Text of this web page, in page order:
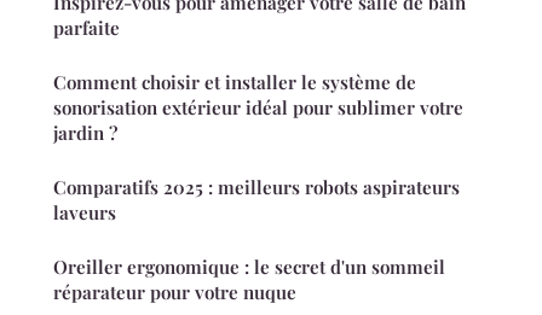
parfaite
Comment choisir et installer le système de
sonorisation extérieur idéal pour sublimer votre
jardin ?
Comparatifs 2025 : meilleurs robots aspirateurs
laveurs
Oreiller ergonomique : le secret d'un sommeil
réparateur pour votre nuque